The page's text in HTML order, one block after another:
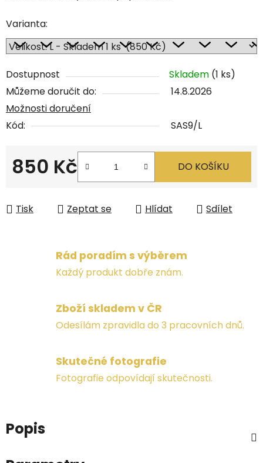
Varianta:
Dostupnost Skladem (1 ks)
Můžeme doručit do:
14.8.2026
Možnosti doručení
Kód:
SAS9/L
850 Kč DO KOŠÍKU
Tisk Zeptat se Hlídat Sdílet
Rád poradím s výběrem
Každý produkt dobře znám.
Zboží skladem v ČR
Odesílám zpravidla do 3 pracovních dnů.
Skutečné fotografie
Fotografie odpovídají skutečnosti.
Popis